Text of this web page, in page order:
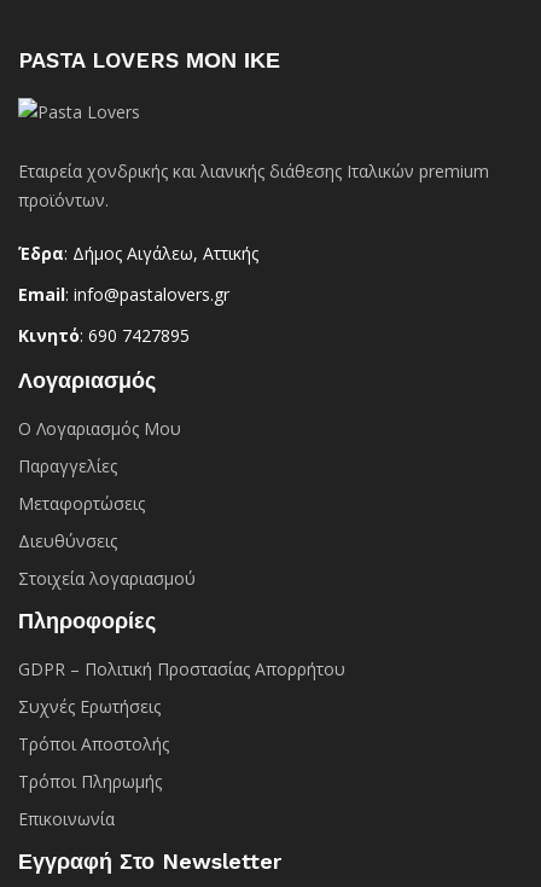
PASTA LOVERS ΜΟΝ ΙΚΕ
Εταιρεία χονδρικής και λιανικής διάθεσης Ιταλικών premium
προϊόντων.
Έδρα: Δήμος Αιγάλεω, Αττικής
Email: info@pastalovers.gr
Κινητό: 690 7427895
Λογαριασμός
Ο Λογαριασμός Μου
Παραγγελίες
Μεταφορτώσεις
Διευθύνσεις
Στοιχεία λογαριασμού
Πληροφορίες
GDPR – Πολιτική Προστασίας Απορρήτου
Συχνές Eρωτήσεις
Τρόποι Αποστολής
Τρόποι Πληρωμής
Επικοινωνία
Εγγραφή Στο Newsletter